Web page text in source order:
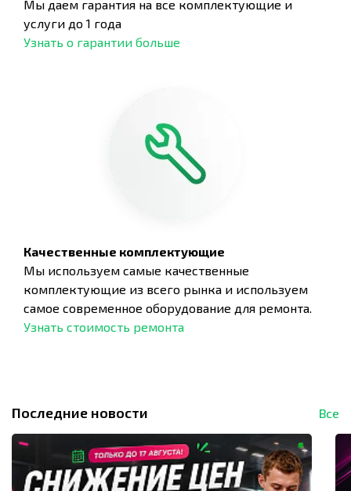
Мы даем гарантия на все комплектующие и
услуги до 1 года
Узнать о гарантии больше
Качественные комплектующие
Мы используем самые качественные
комплектующие из всего рынка и используем
самое современное оборудование для ремонта.
Узнать стоимость ремонта
Последние новости Все